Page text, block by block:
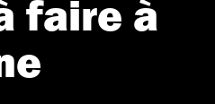
faire à